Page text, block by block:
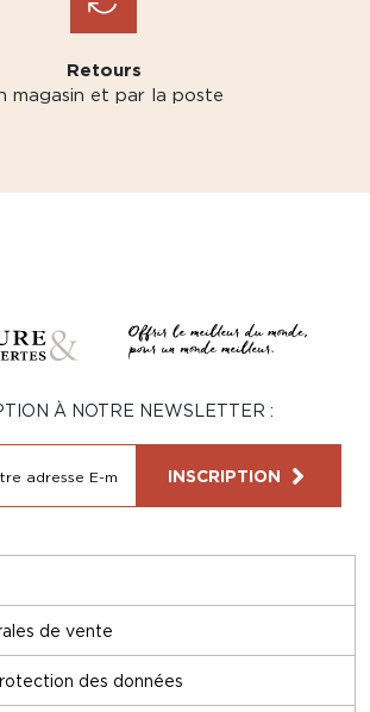
Retours
magasin et par la poste
de vente
des données
À NOTRE NEWSLETTER :
INSCRIPTION